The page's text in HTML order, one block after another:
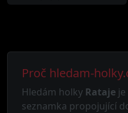
Proč hledam-
Hledám holky Rataje
seznamka propojující